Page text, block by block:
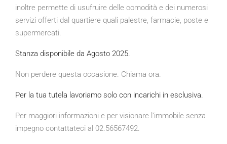
inoltre permette di usufruire delle comodità e dei numerosi
servizi offerti dal quartiere quali palestre, farmacie, poste e
supermercati.
Stanza disponibile da Agosto 2025.
Non perdere questa occasione. Chiama ora.
Per la tua tutela lavoriamo solo con incarichi in esclusiva.
Per maggiori informazioni e per visionare l’immobile senza
impegno contattateci al 02.56567492.